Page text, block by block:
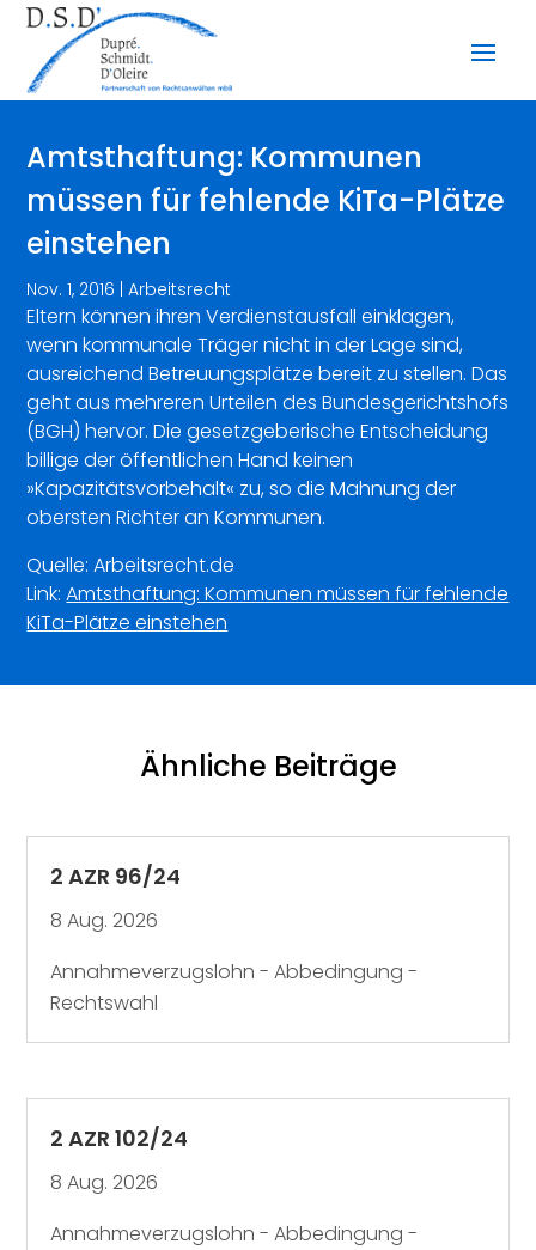
Amtsthaftung: Kommunen
müssen für fehlende KiTa-Plätze
einstehen
Nov. 1, 2016 |Arbeitsrecht
Eltern können ihren Verdienstausfall einklagen,
wenn kommunale Träger nicht in der Lage sind,
ausreichend Betreuungsplätze bereit zu stellen. Das
geht aus mehreren Urteilen des Bundesgerichtshofs
(BGH) hervor. Die gesetzgeberische Entscheidung
billige der öffentlichen Hand keinen
»Kapazitätsvorbehalt« zu, so die Mahnung der
obersten Richter an Kommunen.
Quelle: Arbeitsrecht.de
Link:Amtsthaftung: Kommunen müssen für fehlende
KiTa-Plätze einstehen
Ähnliche Beiträge
2 AZR 96/24
8 Aug. 2026
Annahmeverzugslohn - Abbedingung -
Rechtswahl
2 AZR 102/24
8 Aug. 2026
Annahmeverzugslohn - Abbedingung -